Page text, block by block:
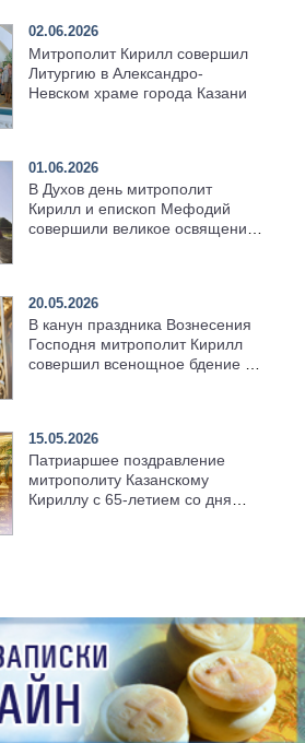
02.06.2026
Митрополит Кирилл совершил
Литургию в Александро-
Невском храме города Казани
01.06.2026
В Духов день митрополит
Кирилл и епископ Мефодий
совершили великое освящение
20.05.2026
В канун праздника Вознесения
Господня митрополит Кирилл
совершил всенощное бдение в
15.05.2026
Патриаршее поздравление
митрополиту Казанскому
Кириллу с 65-летием со дня